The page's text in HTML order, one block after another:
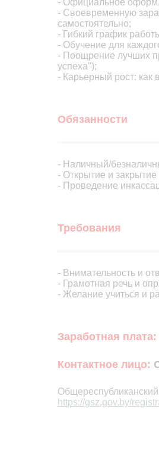
- Официальное
- Своевременную
самостоятельно;
- Гибкий график
- Обучение для
- Поощрение лучших
успеха");
- Карьерный рост: как
Обязанности
- Наличный/
- Открытие и
- Проведение
Требования
- Внимательность и
- Грамотная речь и
- Желание учиться и
Заработная плата:
Контактное лицо:
https://gsz.gov.by/